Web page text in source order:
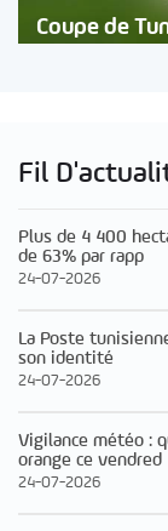
Coupe de
Fil
Plus de 4 400
de 63% par rapp
24-07-2026
La Poste
son identité
24-07-2026
Vigilance météo :
orange ce vendred
24-07-2026